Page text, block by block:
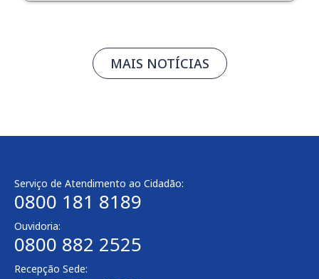
MAIS NOTÍCIAS
Serviço de Atendimento ao Cidadão:
0800 181 8189
Ouvidoria:
0800 882 2525
Recepção Sede: